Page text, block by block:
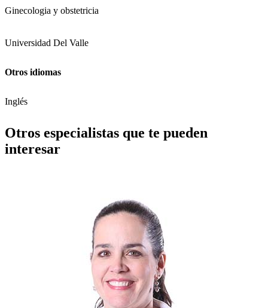
Ginecologia y obstetricia
Universidad Del Valle
Otros idiomas
Inglés
Otros especialistas que te pueden
interesar